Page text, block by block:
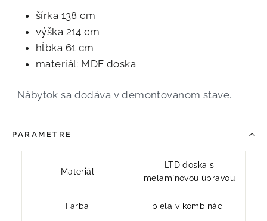
šírka 138 cm
výška 214 cm
hĺbka 61 cm
materiál: MDF doska
Nábytok sa dodáva v demontovanom stave.
PARAMETRE
Materiál
LTD doska s
melamínovou úpravou
Farba biela v kombinácii